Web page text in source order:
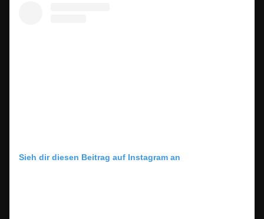
Sieh dir diesen Beitrag auf Instagram an